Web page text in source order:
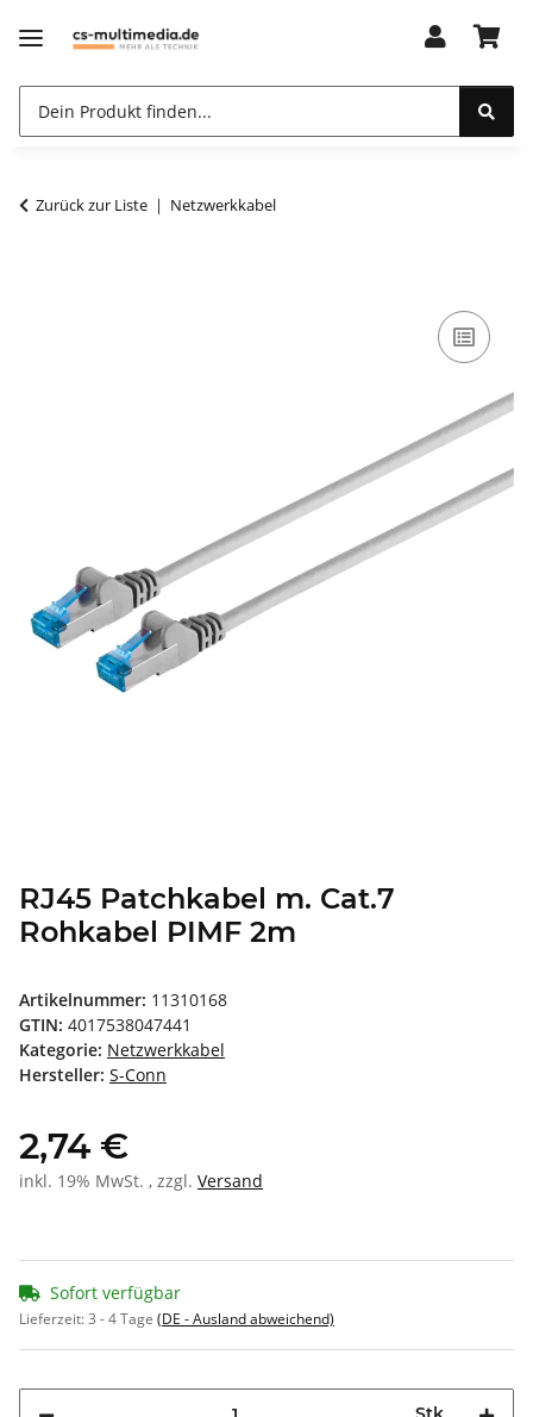
Zurück zur Liste Netzwerkkabel
RJ45 Patchkabel m. Cat.7
Rohkabel PIMF 2m
Artikelnummer: 11310168
GTIN: 4017538047441
Kategorie: Netzwerkkabel
Hersteller: S-Conn
2,74 €
inkl. 19% MwSt. , zzgl. Versand
Sofort verfügbar
Lieferzeit:3 - 4 Tage (DE - Ausland abweichend)